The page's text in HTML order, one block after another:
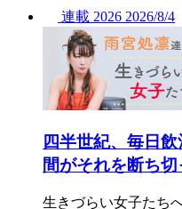
連載 2026 2026/8/4
四半世紀、毎日
間がそれを断ち
生きづらい女子たち